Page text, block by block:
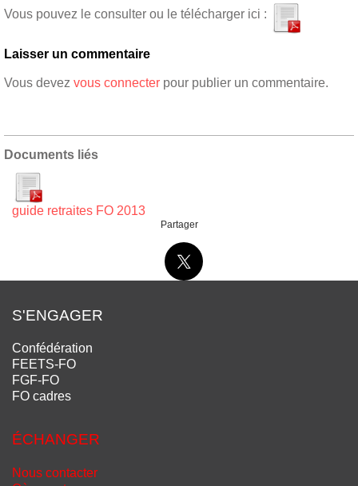
Vous pouvez le consulter ou le télécharger ici :
Laisser un commentaire
Vous devez vous connecter pour publier un commentaire.
Documents liés
guide retraites FO 2013
Partager
S'ENGAGER
Confédération
FEETS-FO
FGF-FO
FO cadres
ÉCHANGER
Nous contacter